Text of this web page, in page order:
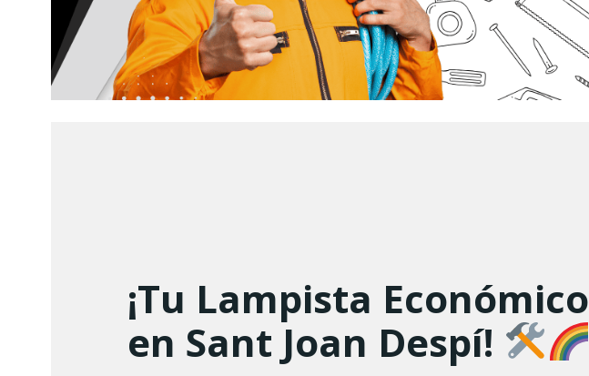
¡Tu Lampista Económico
en Sant Joan Despí!